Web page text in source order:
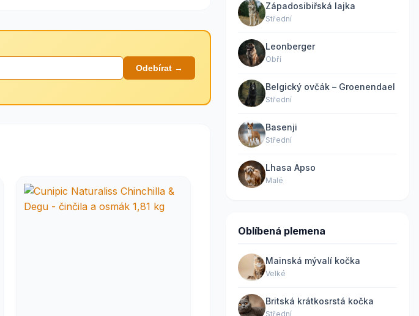
Odebírat →
Západosibiřská lajka
Střední
Leonberger
Obří
Belgický ovčák – Groenendael
Střední
Basenji
Střední
Lhasa Apso
Malé
Oblíbená plemena
Mainská mývalí kočka
Velké
Britská krátkosrstá kočka
Střední